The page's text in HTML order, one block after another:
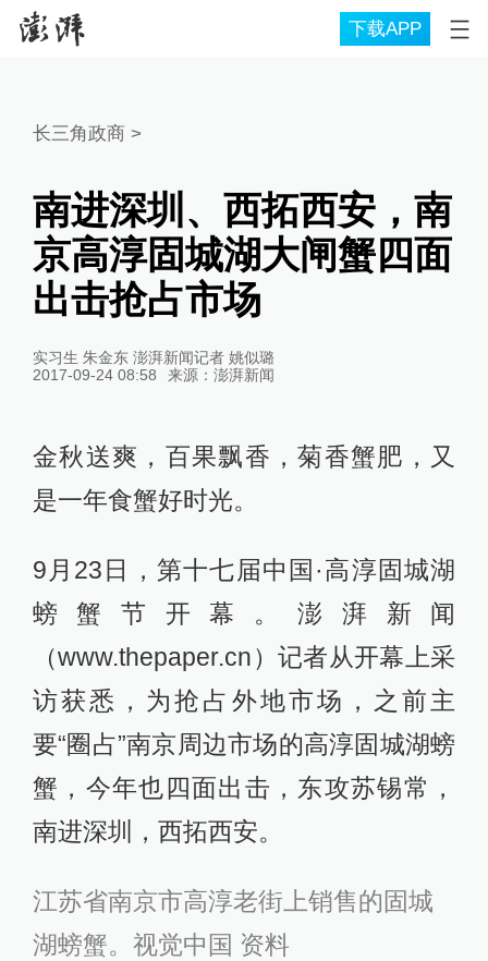
下载APP
长三角政商 >
南进深圳、西拓西安，南
京高淳固城湖大闸蟹四面
出击抢占市场
实习生 朱金东 澎湃新闻记者 姚似璐
2017-09-24 08:58
来源： 澎湃新闻
金秋送爽，百果飘香，菊香蟹肥，又
是一年食蟹好时光。
9月23日，第十七届中国·高淳固城湖
螃蟹节开幕。澎湃新闻
（www.thepaper.cn）记者从开幕上采
访获悉，为抢占外地市场，之前主
要“圈占”南京周边市场的高淳固城湖螃
蟹，今年也四面出击，东攻苏锡常，
南进深圳，西拓西安。
江苏省南京市高淳老街上销售的固城
湖螃蟹。视觉中国 资料